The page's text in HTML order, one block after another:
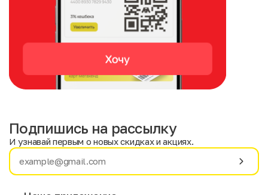
Имя
Подпишись на рассылку
И узнавай первым о новых скидках и акциях.